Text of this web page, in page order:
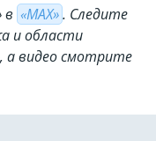
в «МАХ». Cледите
и области
, а видео смотрите